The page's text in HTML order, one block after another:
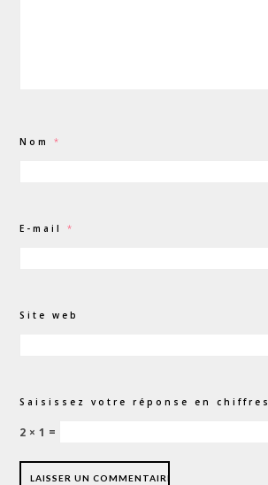
Nom*
E-mail*
Site web
Saisissez votre réponse en chiffres
2 × 1 =